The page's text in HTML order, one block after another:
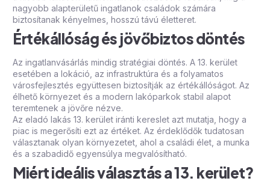
nagyobb alapterületű ingatlanok családok számára
biztosítanak kényelmes, hosszú távú életteret.
Értékállóság és jövőbiztos döntés
Az ingatlanvásárlás mindig stratégiai döntés. A 13. kerület
esetében a lokáció, az infrastruktúra és a folyamatos
városfejlesztés együttesen biztosítják az értékállóságot. Az
élhető környezet és a modern lakóparkok stabil alapot
teremtenek a jövőre nézve.
Az eladó lakás 13. kerület iránti kereslet azt mutatja, hogy a
piac is megerősíti ezt az értéket. Az érdeklődők tudatosan
választanak olyan környezetet, ahol a családi élet, a munka
és a szabadidő egyensúlya megvalósítható.
Miért ideális választás a 13. kerület?